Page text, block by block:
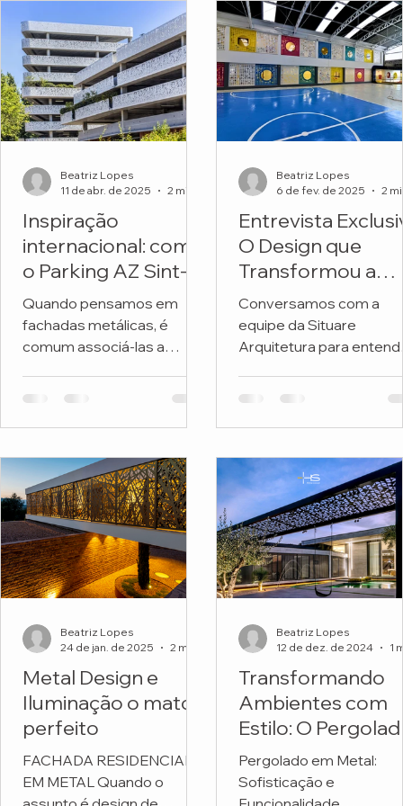
Inspiração
internacional: como
o Parking AZ Sint-
Lucas transforma
metal e natureza
em arquitetura
premiada
Quando pensamos em
fachadas metálicas, é
comum associá-las a
ou exclusivamente
do...
Beatriz Lopes
11 de abr. de 2025
Entrevista
O Design que
Transformou a
Fachada de uma
Escola
Conversamos com a
equipe da Situare
Arquitetura para
revitalizou a fachada da
Beatriz Lopes
6 de fev. de 2025
Metal Design e
Iluminação o match
perfeito
FACHADA RESIDENCIAL
EM METAL Quando o
Beatriz Lopes
24 de jan. de 2025
Transformando
Ambientes com
Estilo: O
em Metal
Personalizado da
Pergolado em Metal:
Sofisticação e
Beatriz Lopes
12 de dez. de 2024